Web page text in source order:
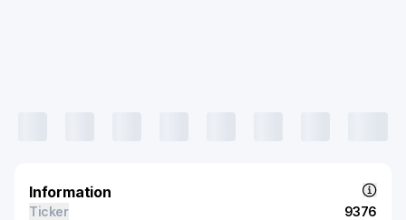
Information
Ticker 9376